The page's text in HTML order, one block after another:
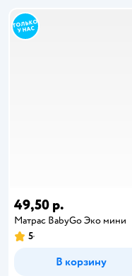
49,50 р.
Матрас BabyGo Эко мини
5
В корзину